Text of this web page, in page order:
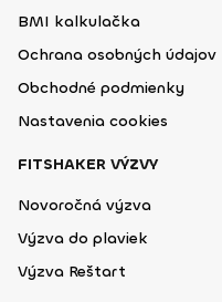
BMI kalkulačka
Ochrana osobných údajov
Obchodné podmienky
Nastavenia cookies
FITSHAKER VÝZVY
Novoročná výzva
Výzva do plaviek
Výzva Reštart